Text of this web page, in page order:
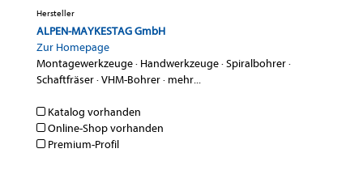
Hersteller
ALPEN-MAYKESTAG GmbH
Zur Homepage
Montagewerkzeuge· Handwerkzeuge·Spiralbohrer·
Schaftfräser·VHM-Bohrer· mehr...
Katalog vorhanden
Online-Shop vorhanden
Premium-Profil